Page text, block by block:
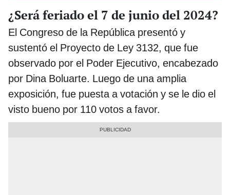
¿Será feriado el 7 de junio del 2024?
El Congreso de la República presentó y
sustentó el Proyecto de Ley 3132, que fue
observado por el Poder Ejecutivo, encabezado
por Dina Boluarte. Luego de una amplia
exposición, fue puesta a votación y se le dio el
visto bueno por 110 votos a favor.